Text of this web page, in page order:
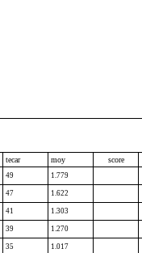
tecar moy score
49 1.779
47 1.622
41 1.303
39 1.270
35 1.017